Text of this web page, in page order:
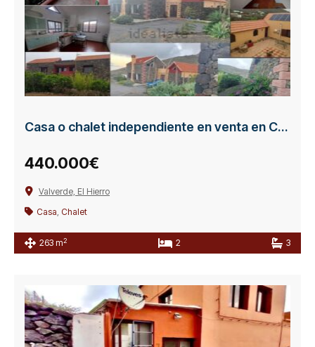
Casa o chalet independiente en venta en Calle General Echedo
440.000€
Valverde, El Hierro
Casa, Chalet
263 m2 2 3